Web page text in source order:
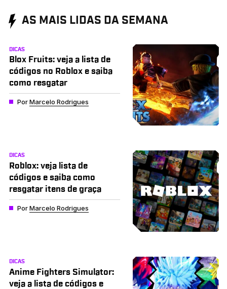
AS MAIS LIDAS DA SEMANA
DICAS
Blox Fruits: veja a lista de
códigos no Roblox e saiba
como resgatar
PorMarcelo Rodrigues
DICAS
Roblox: veja lista de
códigos e saiba como
resgatar itens de graça
PorMarcelo Rodrigues
DICAS
Anime Fighters Simulator:
veja a lista de códigos e